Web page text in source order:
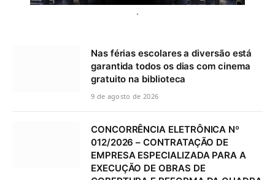
.
Nas férias escolares a diversão está
garantida todos os dias com cinema
gratuito na biblioteca
9 de agosto de 2026
CONCORRÊNCIA ELETRÔNICA Nº
012/2026 – CONTRATAÇÃO DE
EMPRESA ESPECIALIZADA PARA A
EXECUÇÃO DE OBRAS DE